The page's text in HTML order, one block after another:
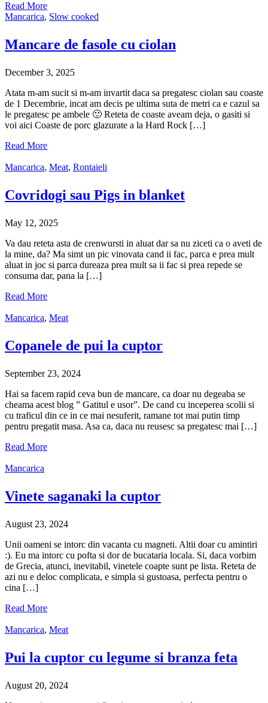
Read More
Mancarica, Slow cooked
Mancare de fasole cu ciolan
December 3, 2025
Atata m-am sucit si m-am invartit daca sa pregatesc ciolan sau coaste
de 1 Decembrie, incat am decis pe ultima suta de metri ca e cazul sa
le pregatesc pe ambele 🙂 Reteta de coaste aveam deja, o gasiti si
voi aici Coaste de porc glazurate a la Hard Rock […]
Read More
Mancarica, Meat, Rontaieli
Covridogi sau Pigs in blanket
May 12, 2025
Va dau reteta asta de crenwursti in aluat dar sa nu ziceti ca o aveti de
la mine, da? Ma simt un pic vinovata cand ii fac, parca e prea mult
aluat in joc si parca dureaza prea mult sa ii fac si prea repede se
consuma dar, pana la […]
Read More
Mancarica, Meat
Copanele de pui la cuptor
September 23, 2024
Hai sa facem rapid ceva bun de mancare, ca doar nu degeaba se
cheama acest blog ” Gatitul e usor”. De cand cu inceperea scolii si
cu traficul din ce in ce mai nesuferit, ramane tot mai putin timp
pentru pregatit masa. Asa ca, daca nu reusesc sa pregatesc mai […]
Read More
Mancarica
Vinete saganaki la cuptor
August 23, 2024
Unii oameni se intorc din vacanta cu magneti. Altii doar cu amintiri
:). Eu ma intorc cu pofta si dor de bucataria locala. Si, daca vorbim
de Grecia, atunci, inevitabil, vinetele coapte sunt pe lista. Reteta de
azi nu e deloc complicata, e simpla si gustoasa, perfecta pentru o
cina […]
Read More
Mancarica, Meat
Pui la cuptor cu legume si branza feta
August 20, 2024